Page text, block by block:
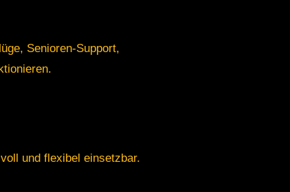
Senioren-Support,
und flexibel einsetzbar.